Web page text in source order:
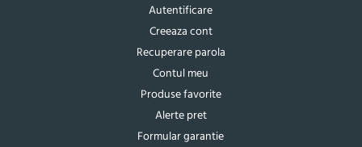
Autentificare
Creeaza cont
Recuperare parola
Contul meu
Produse favorite
Alerte pret
Formular garantie